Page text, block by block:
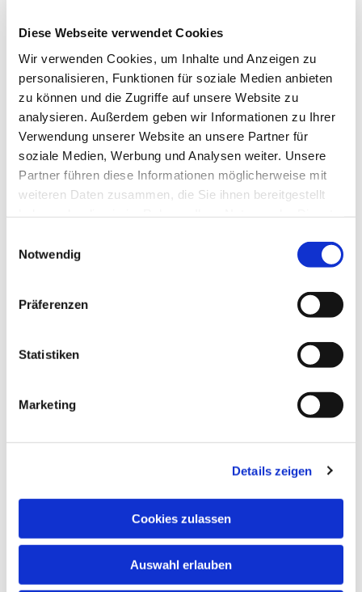
Diese Webseite verwendet Cookies
Wir verwenden Cookies, um Inhalte und Anzeigen zu
personalisieren, Funktionen für soziale Medien anbieten
zu können und die Zugriffe auf unsere Website zu
analysieren. Außerdem geben wir Informationen zu Ihrer
Verwendung unserer Website an unsere Partner für
soziale Medien, Werbung und Analysen weiter. Unsere
Partner führen diese Informationen möglicherweise mit
weiteren Daten zusammen, die Sie ihnen bereitgestellt
Notwendig
Präferenzen
Statistiken
Marketing
Details zeigen
Cookies zulassen
Auswahl erlauben